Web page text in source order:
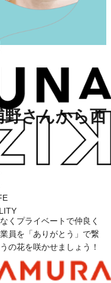
野さんから西
くプライベートで仲良く
員を「ありがとう」で繋
の花を咲かせましょう！